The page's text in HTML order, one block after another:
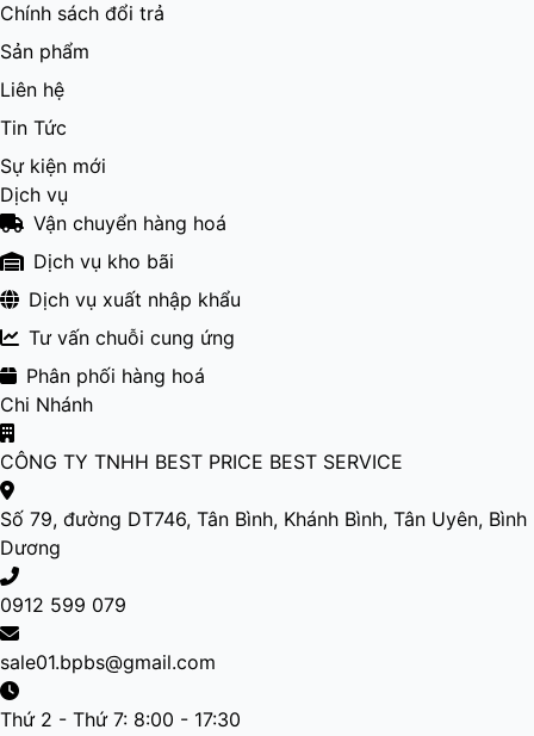
Chính sách đổi trả
Sản phẩm
Liên hệ
Tin Tức
Sự kiện mới
Dịch vụ
Vận chuyển hàng hoá
Dịch vụ kho bãi
Dịch vụ xuất nhập khẩu
Tư vấn chuỗi cung ứng
Phân phối hàng hoá
Chi Nhánh
CÔNG TY TNHH BEST PRICE BEST SERVICE
Số 79, đường DT746, Tân Bình, Khánh Bình, Tân Uyên, Bình
Dương
0912 599 079
sale01.bpbs@gmail.com
Thứ 2 - Thứ 7: 8:00 - 17:30